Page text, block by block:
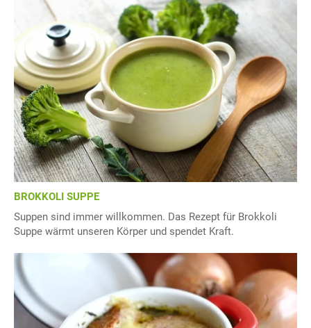
BROKKOLI SUPPE
Suppen sind immer willkommen. Das Rezept für Brokkoli
Suppe wärmt unseren Körper und spendet Kraft.